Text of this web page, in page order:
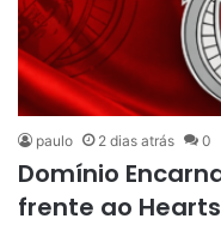
paulo 2 dias atrás 0
Domínio
frente ao